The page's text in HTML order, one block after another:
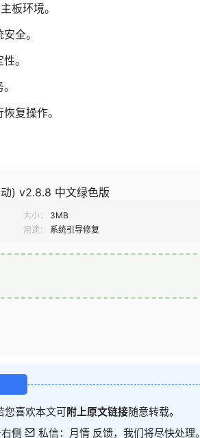
板环境。
全。
。
复操作。
) v2.8.8 中文绿色版
大小：
3MB
用途： 系统引导修复
您喜欢本文可附上原文链接随意转载。
侧 私信：月情 反馈，我们将尽快处理。